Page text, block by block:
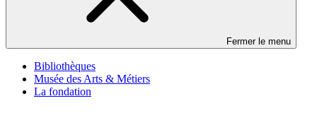
Fermer le menu
Bibliothèques
Musée des Arts & Métiers
La fondation